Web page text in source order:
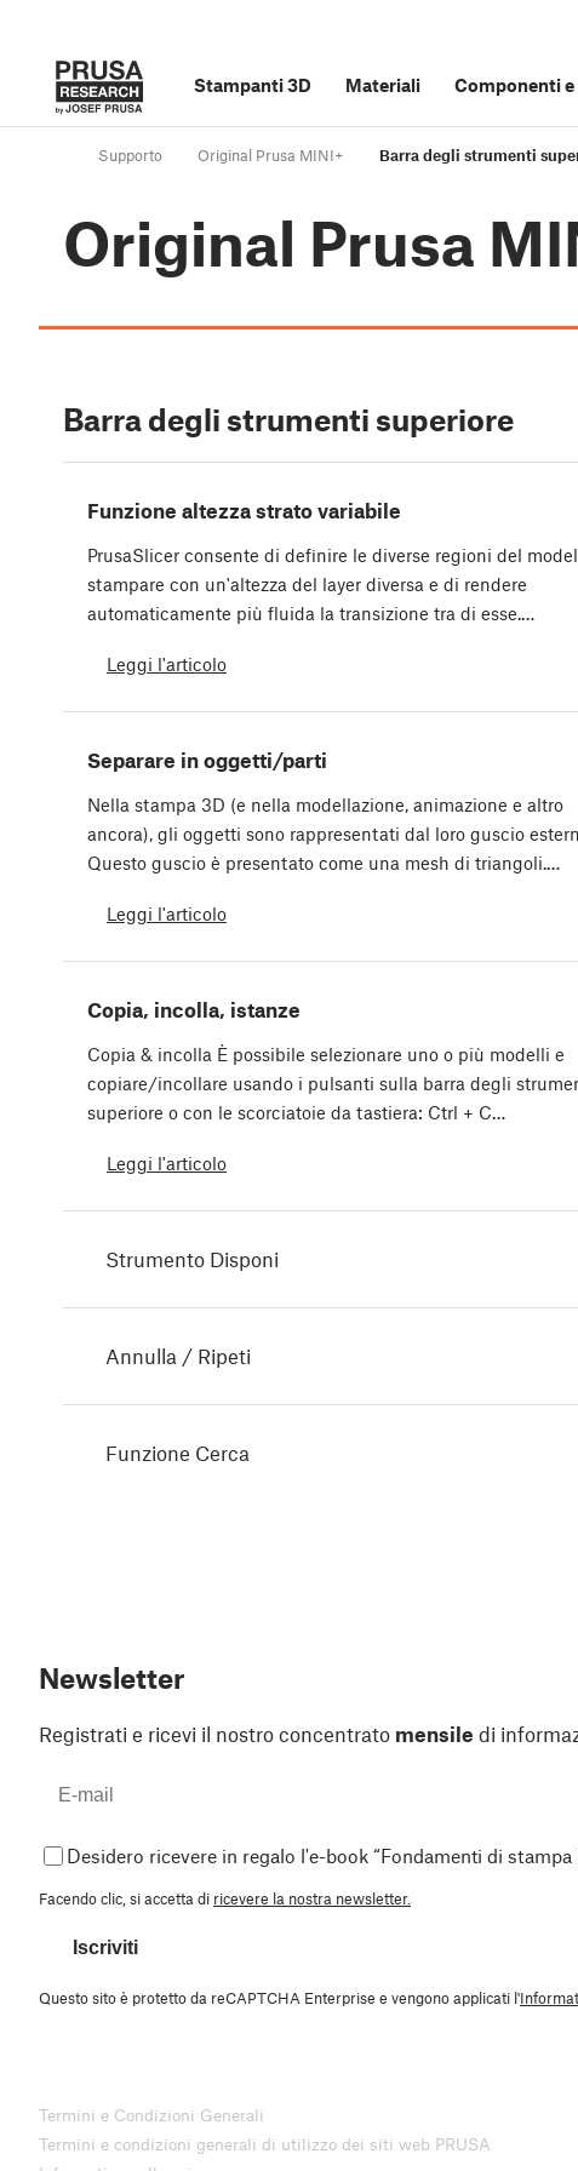
Stampanti 3D Materiali Componenti
Supporto Original Prusa MINI+ Barra degli strumenti
Original Prusa
Barra degli strumenti superiore
Funzione altezza strato variabile
PrusaSlicer consente di definire le diverse regioni del
stampare con un'altezza del layer diversa e di rendere
automaticamente più fluida la transizione tra di esse.…
Leggi l'articolo
Separare in oggetti/parti
Nella stampa 3D (e nella modellazione, animazione e altro
ancora), gli oggetti sono rappresentati dal loro guscio
Questo guscio è presentato come una mesh di triangoli.…
Leggi l'articolo
Copia, incolla, istanze
Copia & incolla È possibile selezionare uno o più modelli e
copiare/incollare usando i pulsanti sulla barra degli
superiore o con le scorciatoie da tastiera: Ctrl + C…
Leggi l'articolo
Strumento Disponi
Annulla / Ripeti
Funzione Cerca
Newsletter
Registrati e ricevi il nostro concentrato mensile di
Desidero ricevere in regalo l'e-book “Fondamenti di stampa
Facendo clic, si accetta di ricevere la nostra newsletter.
Iscriviti
Questo sito è protetto da reCAPTCHA Enterprise e vengono applicati l'
Termini e Condizioni Generali
Termini e condizioni generali di utilizzo dei siti web PRUSA